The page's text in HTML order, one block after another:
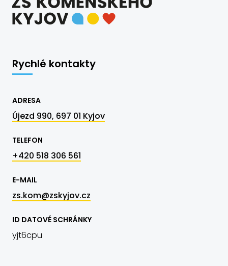
Rychlé kontakty
ADRESA
Újezd 990, 697 01 Kyjov
TELEFON
+420 518 306 561
E-MAIL
zs.kom@zskyjov.cz
ID DATOVÉ SCHRÁNKY
yjt6cpu